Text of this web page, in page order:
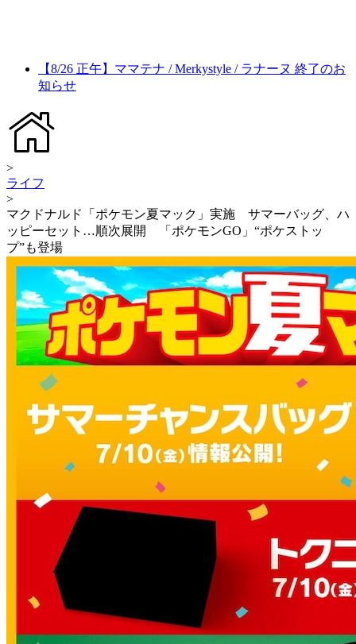
【8/26 正午】ママテナ / Merkystyle / ラナーヌ 終了のお
知らせ
>
ライフ
>
マクドナルド「ポケモン夏マック」実施 サマーバッグ、ハ
ッピーセット…順次展開 「ポケモンGO」“ポケストッ
プ”も登場